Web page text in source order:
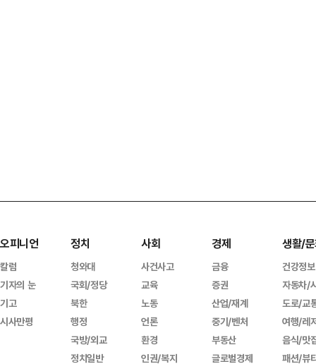
오피니언
칼럼
기자의 눈
기고
시사만평
정치
청와대
국회/정당
북한
행정
국방/외교
정치일반
사회
사건사고
교육
노동
언론
환경
인권/복지
경제
금융
증권
산업/재계
중기/벤처
부동산
글로벌경제
생활/
건강정보
자동차/
도로/교
여행/레
음식/맛
패션/뷰